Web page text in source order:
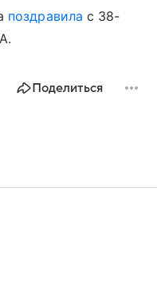
поздравила с 38-
Поделиться